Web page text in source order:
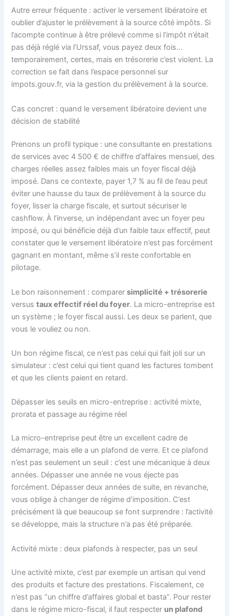
Autre erreur fréquente : activer le versement libératoire et
oublier d’ajuster le prélèvement à la source côté impôts. Si
l’acompte continue à être prélevé comme si l’impôt n’était
pas déjà réglé via l’Urssaf, vous payez deux fois…
temporairement, certes, mais en trésorerie c’est violent. La
correction se fait dans l’espace personnel sur
impots.gouv.fr, via la gestion du prélèvement à la source.
Cas concret : quand le versement libératoire devient une
décision de stabilité
Prenons un profil typique : une consultante en prestations
de services avec 4 500 € de chiffre d’affaires mensuel, des
charges réelles assez faibles mais un foyer fiscal déjà
imposé. Dans ce contexte, payer 1,7 % au fil de l’eau peut
éviter une hausse du taux de prélèvement à la source du
foyer, lisser la charge fiscale, et surtout sécuriser le
cashflow. À l’inverse, un indépendant avec un foyer peu
imposé, ou qui bénéficie déjà d’un faible taux effectif, peut
constater que le versement libératoire n’est pas forcément
gagnant en montant, même s’il reste confortable en
pilotage.
Le bon raisonnement : comparersimplicité + trésorerie
versustaux effectif réel du foyer. La micro-entreprise est
un système ; le foyer fiscal aussi. Les deux se parlent, que
vous le vouliez ou non.
Un bon régime fiscal, ce n’est pas celui qui fait joli sur un
simulateur : c’est celui qui tient quand les factures tombent
et que les clients paient en retard.
Dépasser les seuils en micro-entreprise : activité mixte,
prorata et passage au régime réel
La micro-entreprise peut être un excellent cadre de
démarrage, mais elle a un plafond de verre. Et ce plafond
n’est pas seulement un seuil : c’est une mécanique à deux
années. Dépasser une année ne vous éjecte pas
forcément. Dépasser deux années de suite, en revanche,
vous oblige à changer de régime d’imposition. C’est
précisément là que beaucoup se font surprendre : l’activité
se développe, mais la structure n’a pas été préparée.
Activité mixte : deux plafonds à respecter, pas un seul
Une activité mixte, c’est par exemple un artisan qui vend
des produits et facture des prestations. Fiscalement, ce
n’est pas “un chiffre d’affaires global et basta”. Pour rester
dans le régime micro-fiscal, il faut respecter un plafond